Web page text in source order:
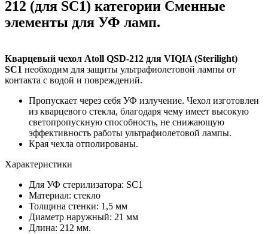
212 (для SC1) категории Сменные
элементы для УФ ламп.
Кварцевый чехол Atoll QSD-212 для VIQIA (Sterilight)
SC1 необходим для защиты ультрафиолетовой лампы от
контакта с водой и повреждений.
Пропускает через себя УФ излучение. Чехол изготовлен
из кварцевого стекла, благодаря чему имеет высокую
светопропускную способность, не снижающую
эффективность работы ультрафиолетовой лампы.
Края чехла отполированы.
Характеристики
Для УФ стерилизатора: SC1
Материал: стекло
Толщина стенки: 1,5 мм
Диаметр наружный: 21 мм
Длина: 212 мм.